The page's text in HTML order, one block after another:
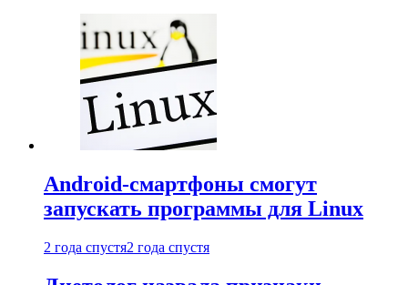
Android-смартфоны смогут
запускать программы для Linux
2 года спустя2 года спустя